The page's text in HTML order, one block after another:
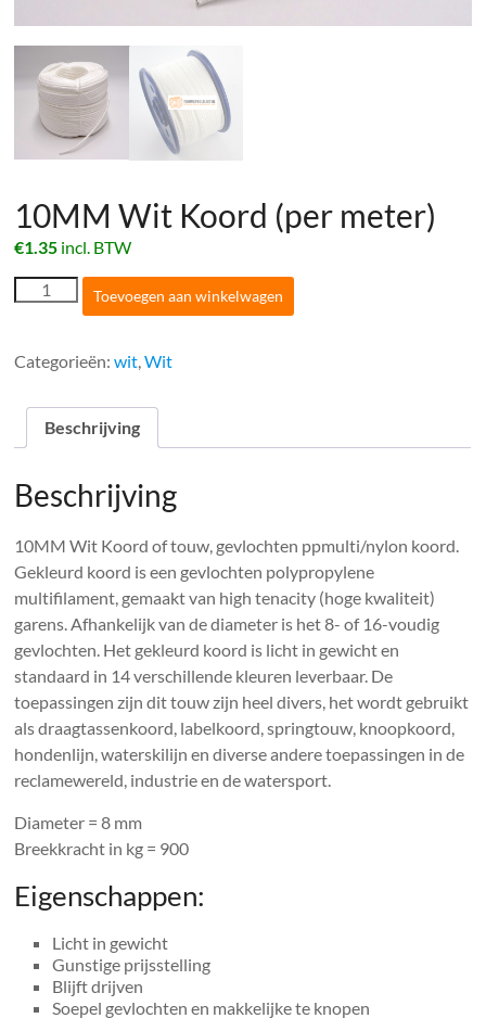
10MM Wit Koord (per meter)
€1.35 incl. BTW
10MM
Wit
meter)
Toevoegen aan winkelwagen
Categorieën:wit,Wit
Beschrijving
Beschrijving
10MM Wit Koord of touw, gevlochten ppmulti/nylon koord.
Gekleurd koord is een gevlochten polypropylene
multifilament, gemaakt van high tenacity (hoge kwaliteit)
garens. Afhankelijk van de diameter is het 8- of 16-voudig
gevlochten. Het gekleurd koord is licht in gewicht en
standaard in 14 verschillende kleuren leverbaar. De
toepassingen zijn dit touw zijn heel divers, het wordt gebruikt
als draagtassenkoord, labelkoord, springtouw, knoopkoord,
hondenlijn, waterskilijn en diverse andere toepassingen in de
reclamewereld, industrie en de watersport.
Diameter = 8 mm
Breekkracht in kg = 900
Eigenschappen:
Licht in gewicht
Gunstige prijsstelling
Blijft drijven
Soepel gevlochten en makkelijke te knopen